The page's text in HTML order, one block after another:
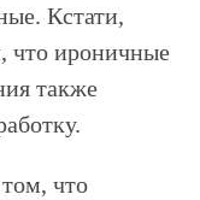
Кстати,
что ироничные
также
что